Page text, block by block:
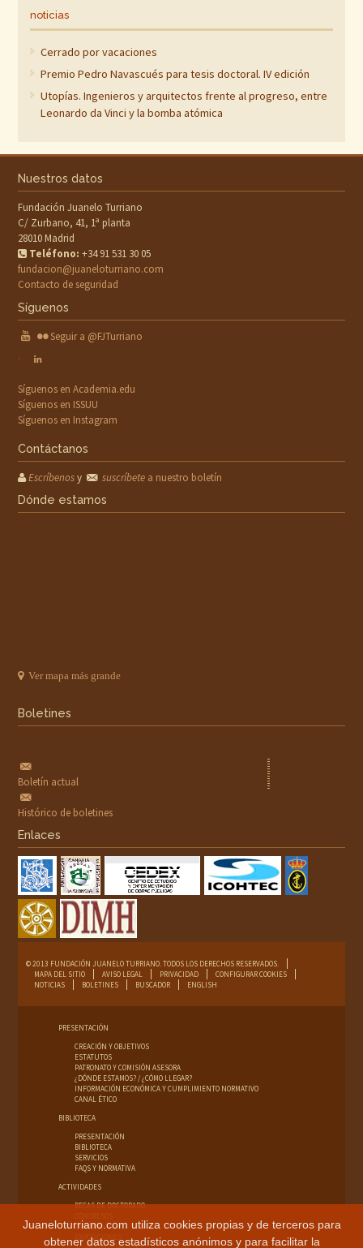
noticias
Cerrado por vacaciones
Premio Pedro Navascués para tesis doctoral. IV edición
Utopías. Ingenieros y arquitectos frente al progreso, entre
Leonardo da Vinci y la bomba atómica
Nuestros datos
Fundación Juanelo Turriano
C/ Zurbano, 41, 1ª planta
28010 Madrid
Teléfono: +34 91 531 30 05
fundacion@juaneloturriano.com
Contacto de seguridad
Síguenos
Seguir a @FJTurriano
Síguenos en Academia.edu
Síguenos en ISSUU
Síguenos en Instagram
Contáctanos
Escríbenosy suscríbetea nuestro boletín
Dónde estamos
Ver mapa más grande
Boletines
Boletín actual
Histórico de boletines
Enlaces
© 2013 FUNDACIÓN JUANELO TURRIANO. TODOS LOS DERECHOS RESERVADOS.
MAPA DEL SITIO
AVISO LEGAL PRIVACIDAD
CONFIGURAR COOKIES
NOTICIAS
BOLETINES BUSCADOR ENGLISH
PRESENTACIÓN
CREACIÓN Y OBJETIVOS
ESTATUTOS
PATRONATO Y COMISIÓN ASESORA
¿DÓNDE ESTAMOS? / ¿CÓMO LLEGAR?
INFORMACIÓN ECONÓMICA Y CUMPLIMIENTO NORMATIVO
CANAL ÉTICO
BIBLIOTECA
PRESENTACIÓN
BIBLIOTECA
SERVICIOS
FAQS Y NORMATIVA
ACTIVIDADES
BECAS DE DOCTORADO
CURSOS
EXPOSICIONES
Juaneloturriano.com utiliza cookies propias y de terceros para
obtener datos estadísticos anónimos y para facilitar la